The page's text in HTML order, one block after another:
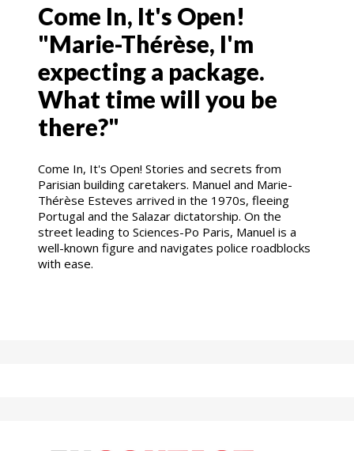
Come In, It's Open!
"Marie-Thérèse, I'm
expecting a package.
What time will you be
there?"
Come In, It's Open! Stories and secrets from
Parisian building caretakers. Manuel and Marie-
Thérèse Esteves arrived in the 1970s, fleeing
Portugal and the Salazar dictatorship. On the
street leading to Sciences-Po Paris, Manuel is a
well-known figure and navigates police roadblocks
with ease.